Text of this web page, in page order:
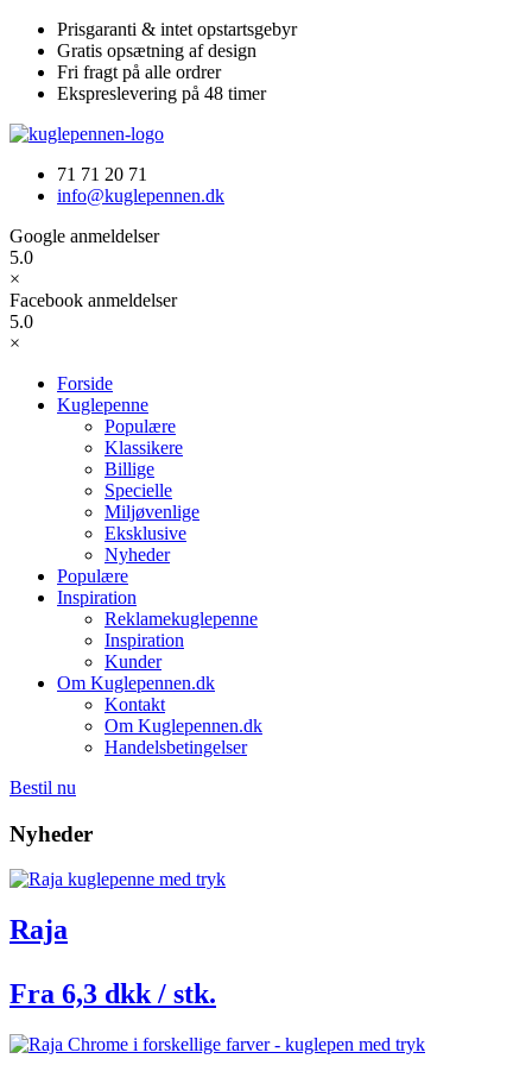
Videre
indhold
Prisgaranti & intet opstartsgebyr
Gratis opsætning af design
Fri fragt på alle ordrer
Ekspreslevering på 48 timer
71 71 20 71
info@kuglepennen.dk
Google anmeldelser
5.0
×
Facebook anmeldelser
5.0
×
Forside
Kuglepenne
Populære
Klassikere
Billige
Specielle
Miljøvenlige
Eksklusive
Nyheder
Populære
Inspiration
Reklamekuglepenne
Inspiration
Kunder
Om Kuglepennen.dk
Kontakt
Om Kuglepennen.dk
Handelsbetingelser
Bestil nu
Nyheder
Raja
Fra 6,3 dkk / stk.